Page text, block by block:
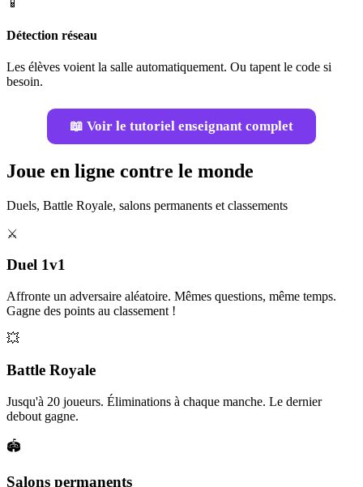
📱
Détection réseau
Les élèves voient la salle automatiquement. Ou tapent le code si
besoin.
📖 Voir le tutoriel enseignant complet
Joue en ligne contre le monde
Duels, Battle Royale, salons permanents et classements
⚔️
Duel 1v1
Affronte un adversaire aléatoire. Mêmes questions, même temps.
Gagne des points au classement !
💥
Battle Royale
Jusqu'à 20 joueurs. Éliminations à chaque manche. Le dernier
debout gagne.
🏟️
Salons permanents